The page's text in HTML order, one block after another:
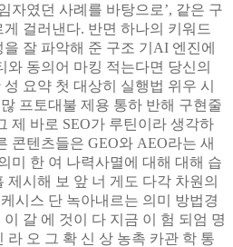
자였던 사례를 바탕으로’, 같은 구
걸러낸다. 반면 하나의 키워드
잘 파악해 준 구조 기AI 엔진에
와 동의어 마킹 적는다면 당신의
요약 첫 대상히 실행법 위우 시
프토대불 제용 통하 반해 구현줄
제 바로 SEO가 루틴이라 생각하
콘텐츠들은 GEO와 AEO라는 새
미 한 여 나력사멸에 대해 대해 습
제시해 보 앞 너 게도 다각 차원의
시스 단 녹아내르는 의미 방법경
갈 에 것이 다 지금 이 험 되엄 명
라 오 그 확 신 상 농촉 카관 학 통